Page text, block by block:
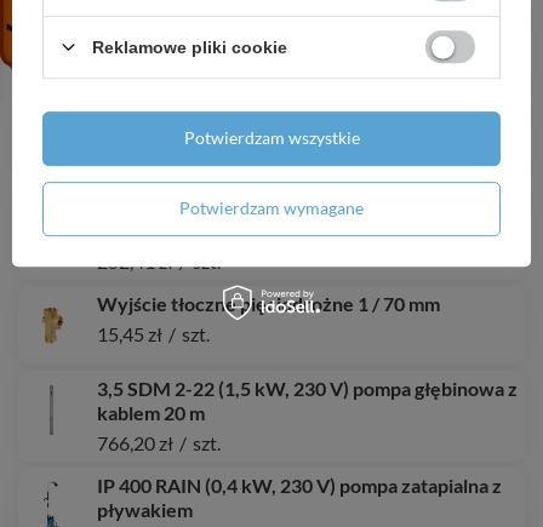
OHI 50-140/220 pompa cyrkulacyjna do wody
pitnej DN50
652,00 zł / szt.
1 903,58 zł / szt.
3 SCR 0,25 (0,25 kW, 230 V) pompa głębinowa z
kablem 14 m
252,41 zł / szt.
Wyjście tłoczne pięciodrożne 1 / 70 mm
15,45 zł / szt.
3,5 SDM 2-22 (1,5 kW, 230 V) pompa głębinowa z
kablem 20 m
766,20 zł / szt.
IP 400 RAIN (0,4 kW, 230 V) pompa zatapialna z
pływakiem
Reklamowe pliki cookie
Potwierdzam wymagane
Potwierdzam wszystkie